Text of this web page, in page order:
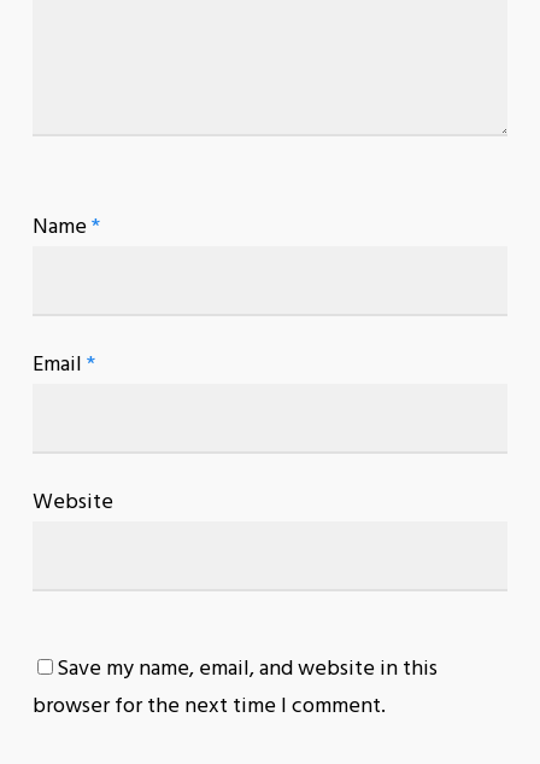
Name*
Email*
Website
Save my name, email, and website in this
browser for the next time I comment.